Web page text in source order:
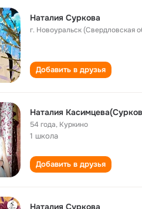
Наталия Суркова
г. Новоуральск (Свердловская
Добавить в друзья
Наталия
54 года, Куркино
1 школа
Добавить в друзья
Наталия Суркова